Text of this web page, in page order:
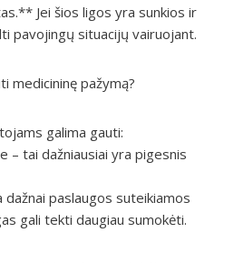
Jei šios ligos yra sunkios ir
pavojingų situacijų vairuojant.
medicininę pažymą?
galima gauti:
– tai dažniausiai yra pigesnis
dažnai paslaugos suteikiamos
gali tekti daugiau sumokėti.